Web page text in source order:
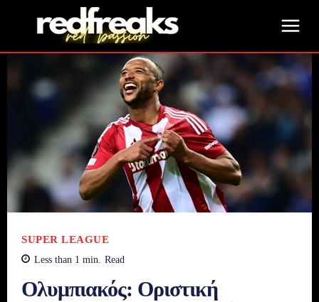
SUPER LEAGUE
Less than 1 min. Read
Ολυμπιακός: Οριστική